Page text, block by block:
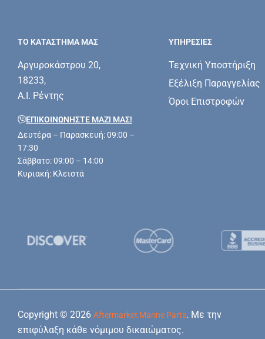
ΤΟ ΚΑΤΑΣΤΗΜΑ ΜΑΣ
Αργυροκάστρου 20,
18233,
Α.Ι. Ρέντης
ΕΠΙΚΟΙΝΩΝΗΣΤΕ ΜΑΖΊ ΜΑΣ!
Δευτέρα – Παρασκευή: 09:00 –
17:30
Σάββατο: 09:00 – 14:00
Κυριακή: Κλειστά
ΥΠΗΡΕΣΊΕΣ
Τεχνική Υποστήριξη
Εξέλιξη Παραγγελίας
Όροι Επιστροφών
Copyright © 2026 Aftermarket Marine Parts. Με την
επιφύλαξη κάθε νόμιμου δικαιώματος.